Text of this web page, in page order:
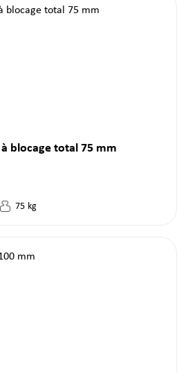
blocage total 75 mm
75 kg